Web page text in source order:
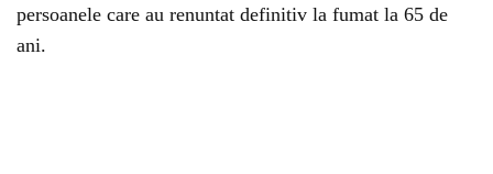
persoanele care au renuntat definitiv la fumat la 65 de
ani.